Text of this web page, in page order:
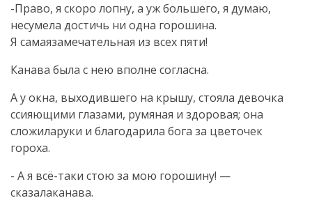
-Право, я скоро лопну, а уж большего, я думаю,
несумела достичь ни одна горошина.
Я самаязамечательная из всех пяти!
Канава была с нею вполне согласна.
А у окна, выходившего на крышу, стояла девочка
ссияющими глазами, румяная и здоровая; она
сложиларуки и благодарила бога за цветочек
гороха.
- А я всё-таки стою за мою горошину! —
сказалаканава.